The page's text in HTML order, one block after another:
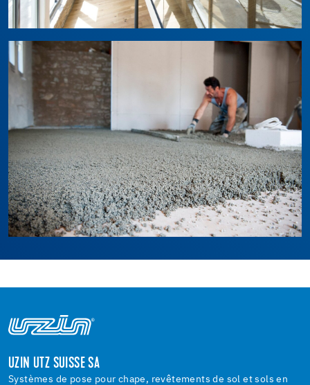
UZIN UTZ SUISSE SA
Systèmes de pose pour chape, revêtements de sol et sols en